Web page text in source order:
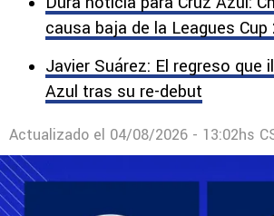
causa baja de la Leagues Cup
Javier Suárez: El regreso que
Azul tras su re-debut
Actualizado el 04/08/2026 - 13:02hs